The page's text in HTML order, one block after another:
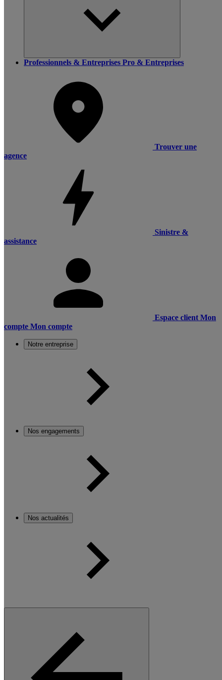
Professionnels & Entreprises Pro & Entreprises
Trouver une
agence
Sinistre &
assistance
Espace client Mon
compte Mon compte
Notre entreprise
Nos engagements
Nos actualités